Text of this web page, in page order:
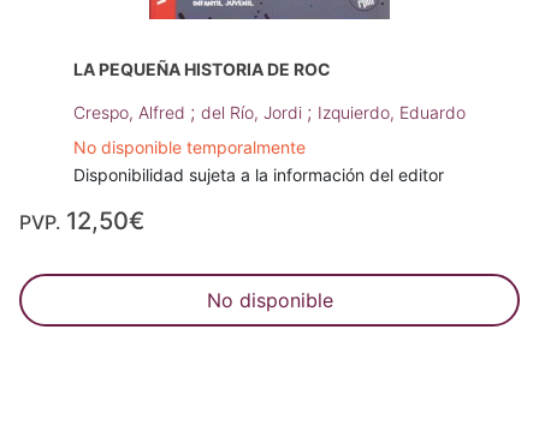
LA PEQUEÑA HISTORIA DE ROC
Crespo, Alfred ; del Río, Jordi ; Izquierdo, Eduardo
No disponible temporalmente
Disponibilidad sujeta a la información del editor
PVP. 12,50€
No disponible